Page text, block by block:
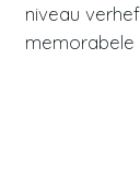
niveau
memorabele